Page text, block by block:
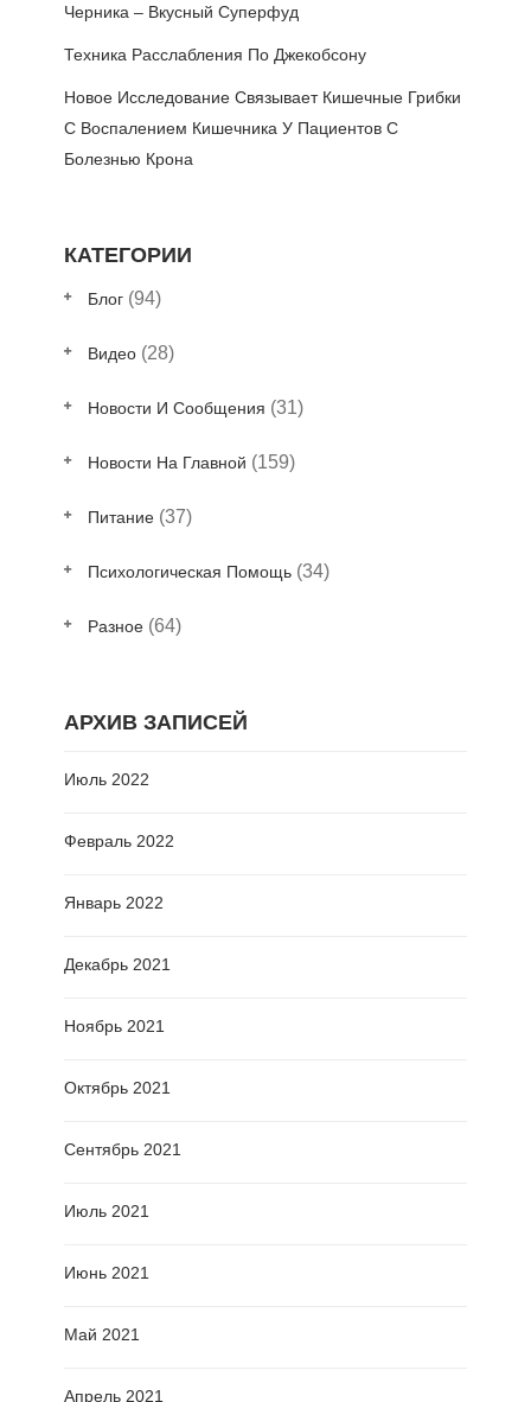
Черника – Вкусный Суперфуд
Техника Расслабления По Джекобсону
Новое Исследование Связывает Кишечные Грибки
С Воспалением Кишечника У Пациентов С
Болезнью Крона
КАТЕГОРИИ
Блог (94)
Видео (28)
Новости И Сообщения (31)
Новости На Главной (159)
Питание (37)
Психологическая Помощь (34)
Разное (64)
АРХИВ ЗАПИСЕЙ
Июль 2022
Февраль 2022
Январь 2022
Декабрь 2021
Ноябрь 2021
Октябрь 2021
Сентябрь 2021
Июль 2021
Июнь 2021
Май 2021
Апрель 2021